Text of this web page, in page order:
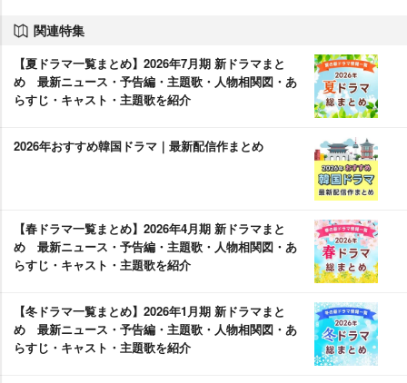
関連特集
【夏ドラマ一覧まとめ】2026年7月期 新ドラマまと
め 最新ニュース・予告編・主題歌・人物相関図・あ
らすじ・キャスト・主題歌を紹介
2026年おすすめ韓国ドラマ｜最新配信作まとめ
【春ドラマ一覧まとめ】2026年4月期 新ドラマまと
め 最新ニュース・予告編・主題歌・人物相関図・あ
らすじ・キャスト・主題歌を紹介
【冬ドラマ一覧まとめ】2026年1月期 新ドラマまと
め 最新ニュース・予告編・主題歌・人物相関図・あ
らすじ・キャスト・主題歌を紹介